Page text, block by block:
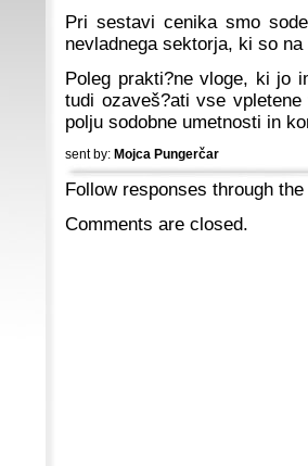
Pri sestavi cenika smo
nevladnega sektorja, ki so
Poleg prakti?ne vloge, ki jo
tudi ozaveš?ati vse
polju sodobne umetnosti in
sent by: Mojca Pungerčar
Follow responses through the
Comments are closed.